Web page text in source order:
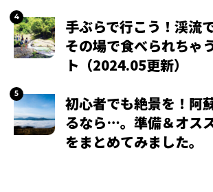
手ぶらで行こう！渓流
その場で食べられちゃ
ト（2024.05更新）
初心者でも絶景を！阿
るなら…。準備＆オス
をまとめてみました。